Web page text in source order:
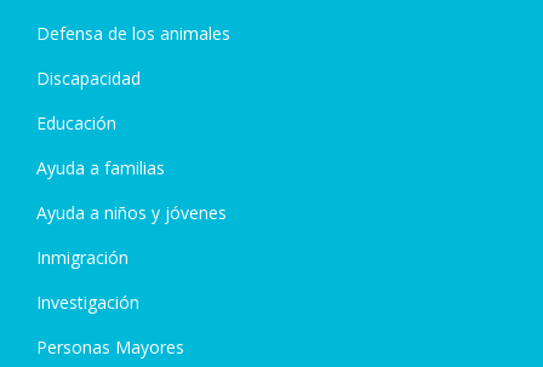
Defensa de los animales
Discapacidad
Educación
Ayuda a familias
Ayuda a niños y jóvenes
Inmigración
Investigación
Personas Mayores